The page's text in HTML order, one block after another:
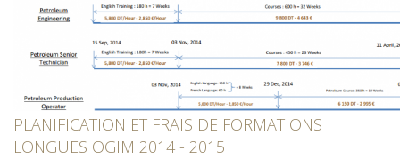
PLANIFICATION ET FRAIS DE FORMATIONS
LONGUES OGIM 2014 - 2015